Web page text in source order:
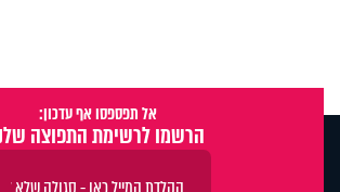
אל תפספסו אף עדכון:
הרשמו לרשימת התפוצה